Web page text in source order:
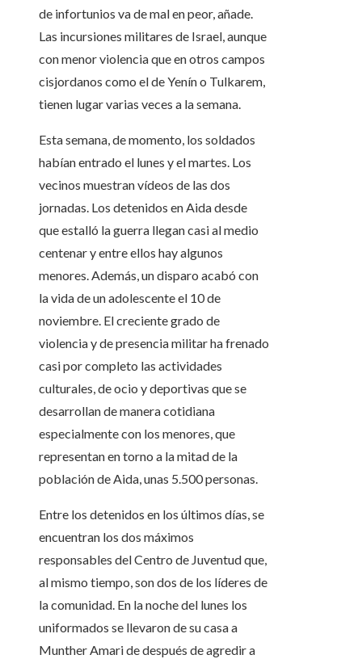
de infortunios va de mal en peor, añade.
Las incursiones militares de Israel, aunque
con menor violencia que en otros campos
cisjordanos como el de Yenín o Tulkarem,
tienen lugar varias veces a la semana.
Esta semana, de momento, los soldados
habían entrado el lunes y el martes. Los
vecinos muestran vídeos de las dos
jornadas. Los detenidos en Aida desde
que estalló la guerra llegan casi al medio
centenar y entre ellos hay algunos
menores. Además, un disparo acabó con
la vida de un adolescente el 10 de
noviembre. El creciente grado de
violencia y de presencia militar ha frenado
casi por completo las actividades
culturales, de ocio y deportivas que se
desarrollan de manera cotidiana
especialmente con los menores, que
representan en torno a la mitad de la
población de Aida, unas 5.500 personas.
Entre los detenidos en los últimos días, se
encuentran los dos máximos
responsables del Centro de Juventud que,
al mismo tiempo, son dos de los líderes de
la comunidad. En la noche del lunes los
uniformados se llevaron de su casa a
Munther Amari de después de agredir a